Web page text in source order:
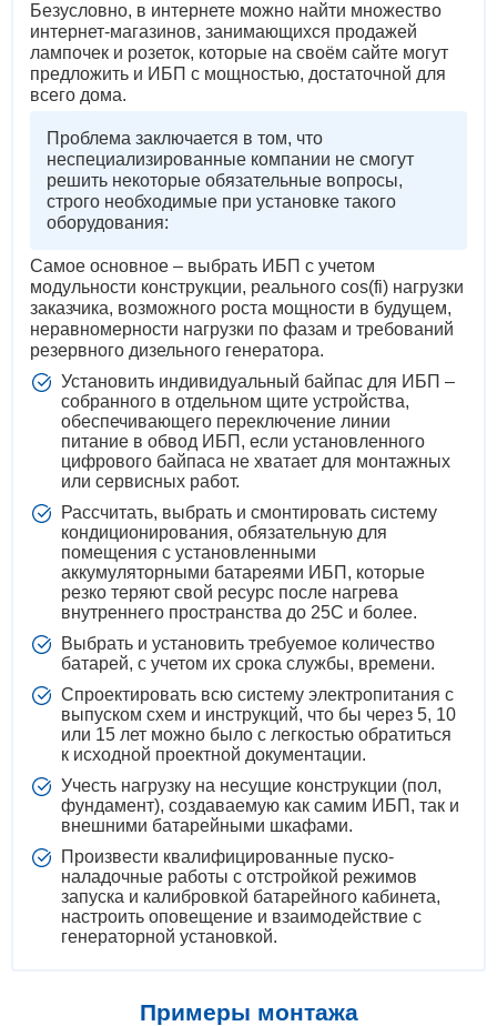
Безусловно, в интернете можно найти множество
интернет-магазинов, занимающихся продажей
лампочек и розеток, которые на своём сайте могут
предложить и ИБП с мощностью, достаточной для
всего дома.
Проблема заключается в том, что
неспециализированные компании не смогут
решить некоторые обязательные вопросы,
строго необходимые при установке такого
оборудования:
Самое основное – выбрать ИБП с учетом
модульности конструкции, реального cos(fi) нагрузки
заказчика, возможного роста мощности в будущем,
неравномерности нагрузки по фазам и требований
резервного дизельного генератора.
Установить индивидуальный байпас для ИБП –
собранного в отдельном щите устройства,
обеспечивающего переключение линии
питание в обвод ИБП, если установленного
цифрового байпаса не хватает для монтажных
или сервисных работ.
Рассчитать, выбрать и смонтировать систему
кондиционирования, обязательную для
помещения с установленными
аккумуляторными батареями ИБП, которые
резко теряют свой ресурс после нагрева
внутреннего пространства до 25С и более.
Выбрать и установить требуемое количество
батарей, с учетом их срока службы, времени.
Спроектировать всю систему электропитания с
выпуском схем и инструкций, что бы через 5, 10
или 15 лет можно было с легкостью обратиться
к исходной проектной документации.
Учесть нагрузку на несущие конструкции (пол,
фундамент), создаваемую как самим ИБП, так и
внешними батарейными шкафами.
Произвести квалифицированные пуско-
наладочные работы с отстройкой режимов
запуска и калибровкой батарейного кабинета,
настроить оповещение и взаимодействие с
генераторной установкой.
Примеры монтажа